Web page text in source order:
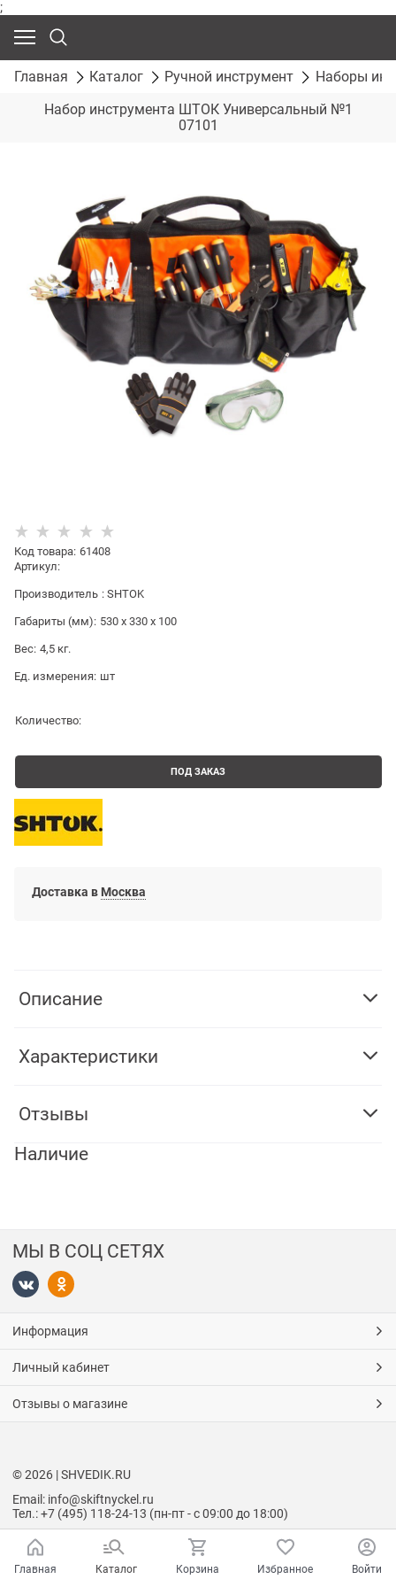
;
Главная Каталог Ручной инструмент
Наборы
Набор инструмента ШТОК Универсальный №1
07101
Код товара: 61408
Артикул:
Производитель : SHTOK
Габариты (мм): 530 x 330 x 100
Вес: 4,5 кг.
Ед. измерения: шт
Количество:
ПОД ЗАКАЗ
Доставка в Москва
Описание
Характеристики
Отзывы
Наличие
МЫ В СОЦ СЕТЯХ
Информация
Личный кабинет
Отзывы о магазине
© 2026 | SHVEDIK.RU
Email: info@skiftnyckel.ru
Тел.: +7 (495) 118-24-13 (пн-пт - с 09:00 до 18:00)
Главная Каталог Корзина Избранное Войти